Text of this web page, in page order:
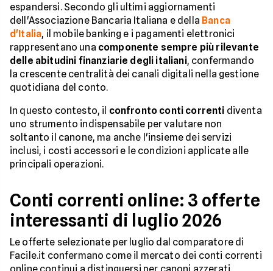
espandersi. Secondo gli ultimi aggiornamenti
dell'Associazione Bancaria Italiana e della Banca
d'Italia, il mobile banking e i pagamenti elettronici
rappresentano una componente sempre più rilevante
delle abitudini finanziarie degli italiani, confermando
la crescente centralità dei canali digitali nella gestione
quotidiana del conto.
In questo contesto, il confronto conti correnti diventa
uno strumento indispensabile per valutare non
soltanto il canone, ma anche l'insieme dei servizi
inclusi, i costi accessori e le condizioni applicate alle
principali operazioni.
Conti correnti online: 3 offerte
interessanti di luglio 2026
Le offerte selezionate per luglio dal comparatore di
Facile.it confermano come il mercato dei conti correnti
online continui a distinguersi per canoni azzerati,